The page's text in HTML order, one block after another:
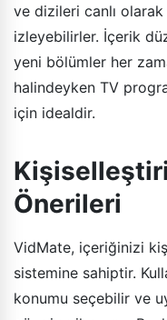
ve dizileri canlı olarak
izleyebilirler. İçerik
yeni bölümler her
halindeyken TV
için idealdir.
Önerileri
VidMate, içeriğinizi
sistemine sahiptir.
konumu seçebilir ve